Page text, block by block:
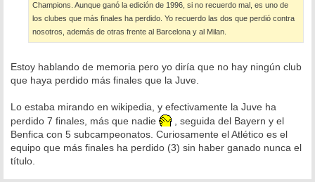
Champions. Aunque ganó la edición de 1996, si no recuerdo mal, es uno de
los clubes que más finales ha perdido. Yo recuerdo las dos que perdió contra
nosotros, además de otras frente al Barcelona y al Milan.
Estoy hablando de memoria pero yo diría que no hay ningún club
que haya perdido más finales que la Juve.
Lo estaba mirando en wikipedia, y efectivamente la Juve ha
perdido 7 finales, más que nadie
, seguida del Bayern y el
Benfica con 5 subcampeonatos. Curiosamente el Atlético es el
equipo que más finales ha perdido (3) sin haber ganado nunca el
título.